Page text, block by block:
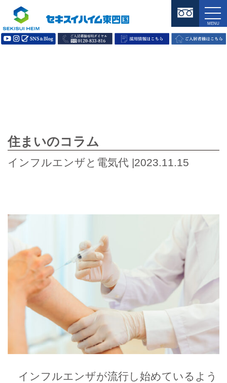
住まいのコラム
インフルエンザと電気代 |2023.11.15
インフルエンザが流行し始めているよう